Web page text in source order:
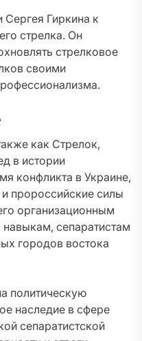
Сергея Гиркина к
стрелка. Он
стрелковое
своими
как Стрелок,
в истории
конфликта в Украине,
и пророссийские силы
организационным
сепаратистам
городов востока
политическую
наследие в сфере
сепаратистской